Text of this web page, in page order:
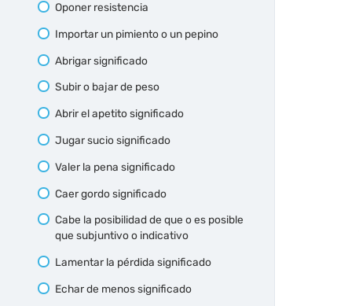
Oponer resistencia
Importar un pimiento o un pepino
Abrigar significado
Subir o bajar de peso
Abrir el apetito significado
Jugar sucio significado
Valer la pena significado
Caer gordo significado
Cabe la posibilidad de que o es posible
que subjuntivo o indicativo
Lamentar la pérdida significado
Echar de menos significado